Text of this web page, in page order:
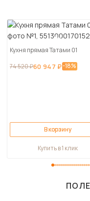
Кухня прямая Татами 01
74 520 ₽60 947 ₽-18%
В корзину
Купить в 1 клик